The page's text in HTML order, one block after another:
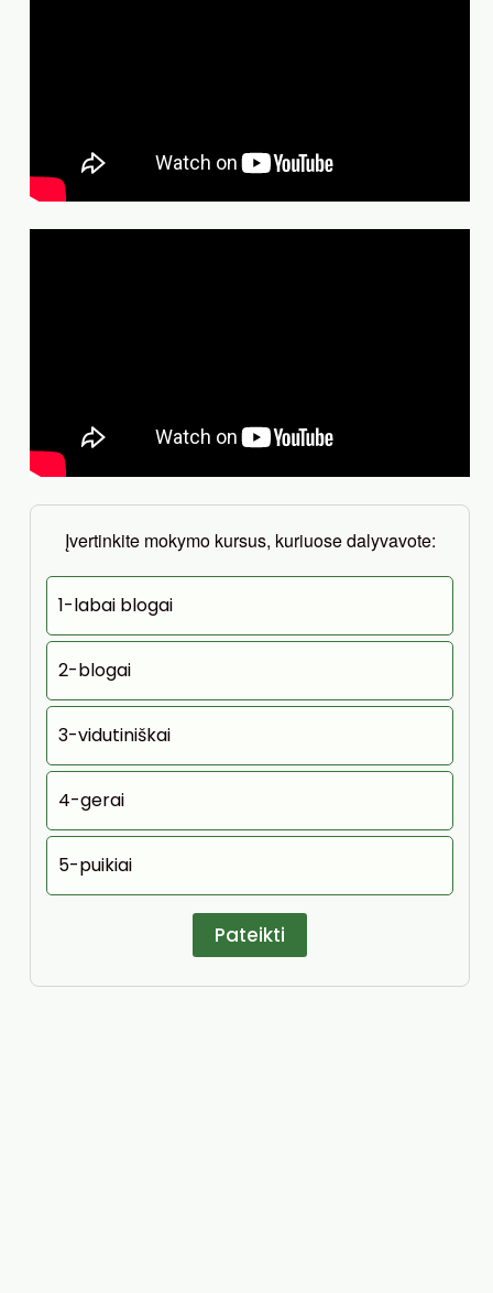
Įvertinkite mokymo kursus, kuriuose dalyvavote:
1-labai blogai
2-blogai
3-vidutiniškai
4-gerai
5-puikiai